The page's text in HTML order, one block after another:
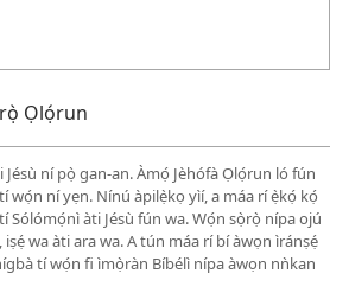
Ọlọ́run
ní pọ̀ gan-an. Àmọ́ Jèhófà Ọlọ́run ló fún
ní yẹn. Nínú àpilẹ̀kọ yìí, a máa rí ẹ̀kọ́ kọ́
àti Jésù fún wa. Wọ́n sọ̀rọ̀ nípa ojú
wa àti ara wa. A tún máa rí bí àwọn ìránṣẹ́
tí wọ́n fi ìmọ̀ràn Bíbélì nípa àwọn nǹkan